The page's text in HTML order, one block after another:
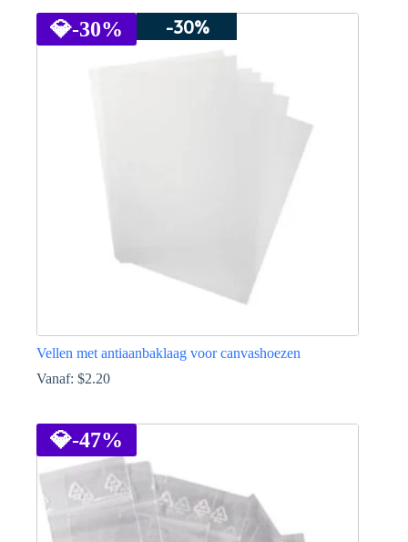
product
heeft
meerdere
💎-30% -30%
Vellen met antiaanbaklaag voor canvashoezen
Vanaf: $2.20
heeft
meerdere
variaties.
Deze
kan
gekozen
💎-47%